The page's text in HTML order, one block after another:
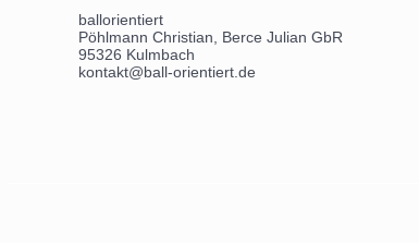
ballorientiert
Pöhlmann Christian, Berce Julian GbR
95326 Kulmbach
kontakt@ball-orientiert.de